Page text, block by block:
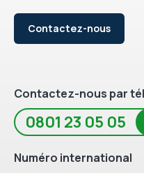
Contactez-nous
Contactez-nous par
0801 23 05 05
Numéro international